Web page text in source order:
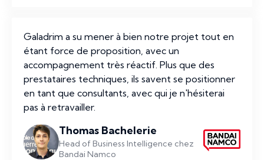
Galadrim a su mener à bien notre projet tout en
étant force de proposition, avec un
accompagnement très réactif. Plus que des
prestataires techniques, ils savent se positionner
en tant que consultants, avec qui je n'hésiterai
pas à retravailler.
Thomas Bachelerie
Head of Business Intelligence chez
Bandai Namco